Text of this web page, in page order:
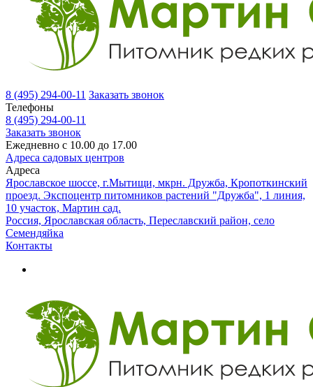
8 (495) 294-00-11 Заказать звонок
Телефоны
8 (495) 294-00-11
Заказать звонок
Ежедневно с 10.00 до 17.00
Адреса садовых центров
Адреса
Ярославское шоссе, г.Мытищи, мкрн. Дружба, Кропоткинский
проезд. Экспоцентр питомников растений "Дружба", 1 линия,
10 участок, Мартин сад.
Россия, Ярославская область, Переславский район, село
Семендяйка
Контакты